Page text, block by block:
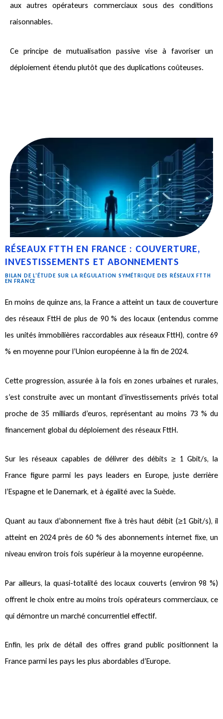
aux autres opérateurs commerciaux sous des conditions
raisonnables.
Ce principe de mutualisation passive vise à favoriser un
déploiement étendu plutôt que des duplications coûteuses.
RÉSEAUX FTTH EN FRANCE : COUVERTURE,
INVESTISSEMENTS ET ABONNEMENTS
BILAN DE L’ÉTUDE SUR LA RÉGULATION SYMÉTRIQUE DES RÉSEAUX FTTH
EN FRANCE
En moins de quinze ans, la France a atteint un taux de couverture
des réseaux FttH de plus de 90 % des locaux (entendus comme
les unités immobilières raccordables aux réseaux FttH), contre 69
% en moyenne pour l’Union européenne à la fin de 2024.
Cette progression, assurée à la fois en zones urbaines et rurales,
s’est construite avec un montant d’investissements privés total
proche de 35 milliards d’euros, représentant au moins 73 % du
financement global du déploiement des réseaux FttH.
Sur les réseaux capables de délivrer des débits ≥ 1 Gbit/s, la
France figure parmi les pays leaders en Europe, juste derrière
l’Espagne et le Danemark, et à égalité avec la Suède.
Quant au taux d’abonnement fixe à très haut débit (≥1 Gbit/s), il
atteint en 2024 près de 60 % des abonnements internet fixe, un
niveau environ trois fois supérieur à la moyenne européenne.
Par ailleurs, la quasi-totalité des locaux couverts (environ 98 %)
offrent le choix entre au moins trois opérateurs commerciaux, ce
qui démontre un marché concurrentiel effectif.
Enfin, les prix de détail des offres grand public positionnent la
France parmi les pays les plus abordables d’Europe.